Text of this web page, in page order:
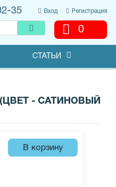
Регистрация
Вход
35
0
СТАТЬИ
- САТИНОВЫЙ